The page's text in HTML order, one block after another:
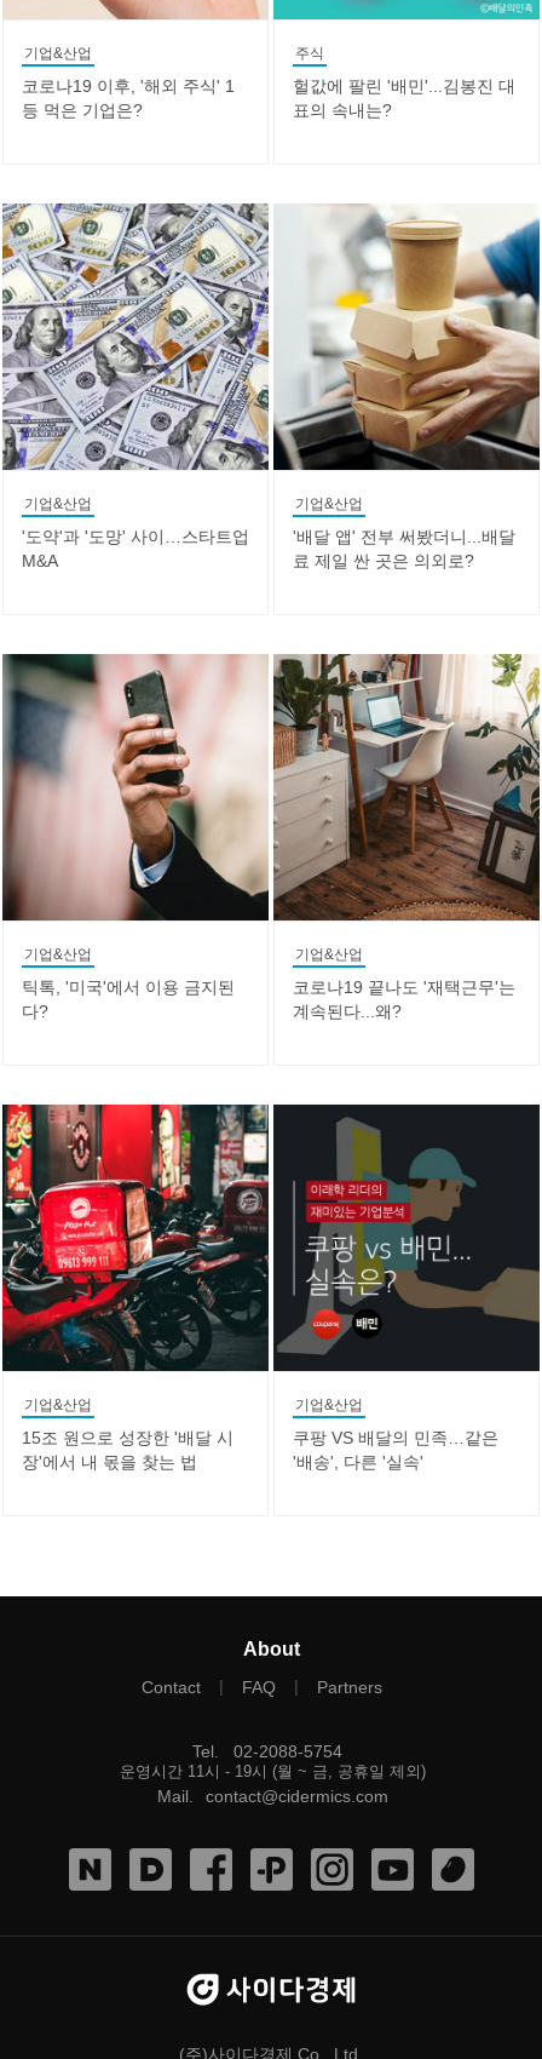
기업&산업
코로나19 이후, '해외 주식' 1
등 먹은 기업은?
주식
헐값에 팔린 '배민'...김봉진 대
표의 속내는?
기업&산업
'도약'과 '도망' 사이…스타트업
M&A
기업&산업
'배달 앱' 전부 써봤더니...배달
료 제일 싼 곳은 의외로?
기업&산업
틱톡, '미국'에서 이용 금지된
다?
기업&산업
코로나19 끝나도 '재택근무'는
계속된다...왜?
기업&산업
15조 원으로 성장한 '배달 시
장'에서 내 몫을 찾는 법
기업&산업
쿠팡 VS 배달의 민족…같은
'배송', 다른 '실속'
About
Contact | FAQ | Partners
Tel 02-2088-5754
운영시간 11시 - 19시 (월 ~ 금, 공휴일 제외)
Mail contact@cidermics.com
(주)사이다경제 Co., Ltd.